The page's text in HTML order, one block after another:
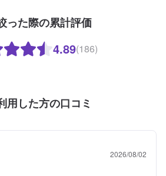
った際の累計評価
4.89(186)
用した方の口コミ
2026/08/02